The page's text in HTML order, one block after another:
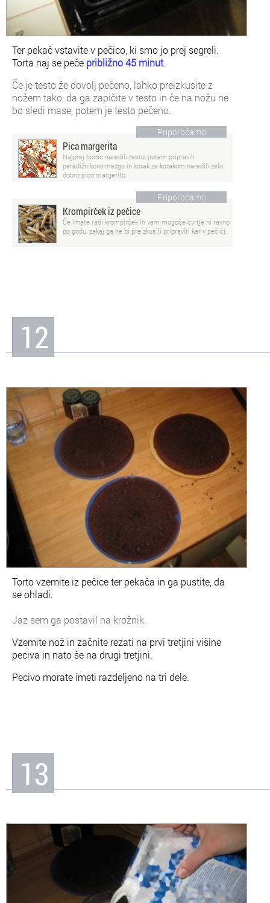
Ter pekač vstavite v pečico, ki smo jo prej segreli.
Torta naj se peče približno 45 minut.
Če je testo že dovolj pečeno, lahko preizkusite z
nožem tako, da ga zapičite v testo in če na nožu ne
bo sledi mase, potem je testo pečeno.
Priporočamo
Pica margerita
Najprej bomo naredili testo, potem pripravili
paradižnikovo mezgo in korak za korakom naredili zelo
dobro pico margerito.
Priporočamo
Krompirček iz pečice
Če imate radi krompirček in vam mogoče cvrtje ni ravno
po godu, zakaj ga ne bi preizkusili pripraviti kar v pečici.
12
Torto vzemite iz pečice ter pekača in ga pustite, da
se ohladi.
Jaz sem ga postavil na krožnik.
Vzemite nož in začnite rezati na prvi tretjini višine
peciva in nato še na drugi tretjini.
Pecivo morate imeti razdeljeno na tri dele.
13